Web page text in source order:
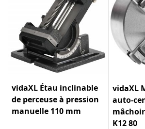
vidaXL Étau inclinable
de perceuse à pression
manuelle 110 mm
vidaXL
auto-
K12 80